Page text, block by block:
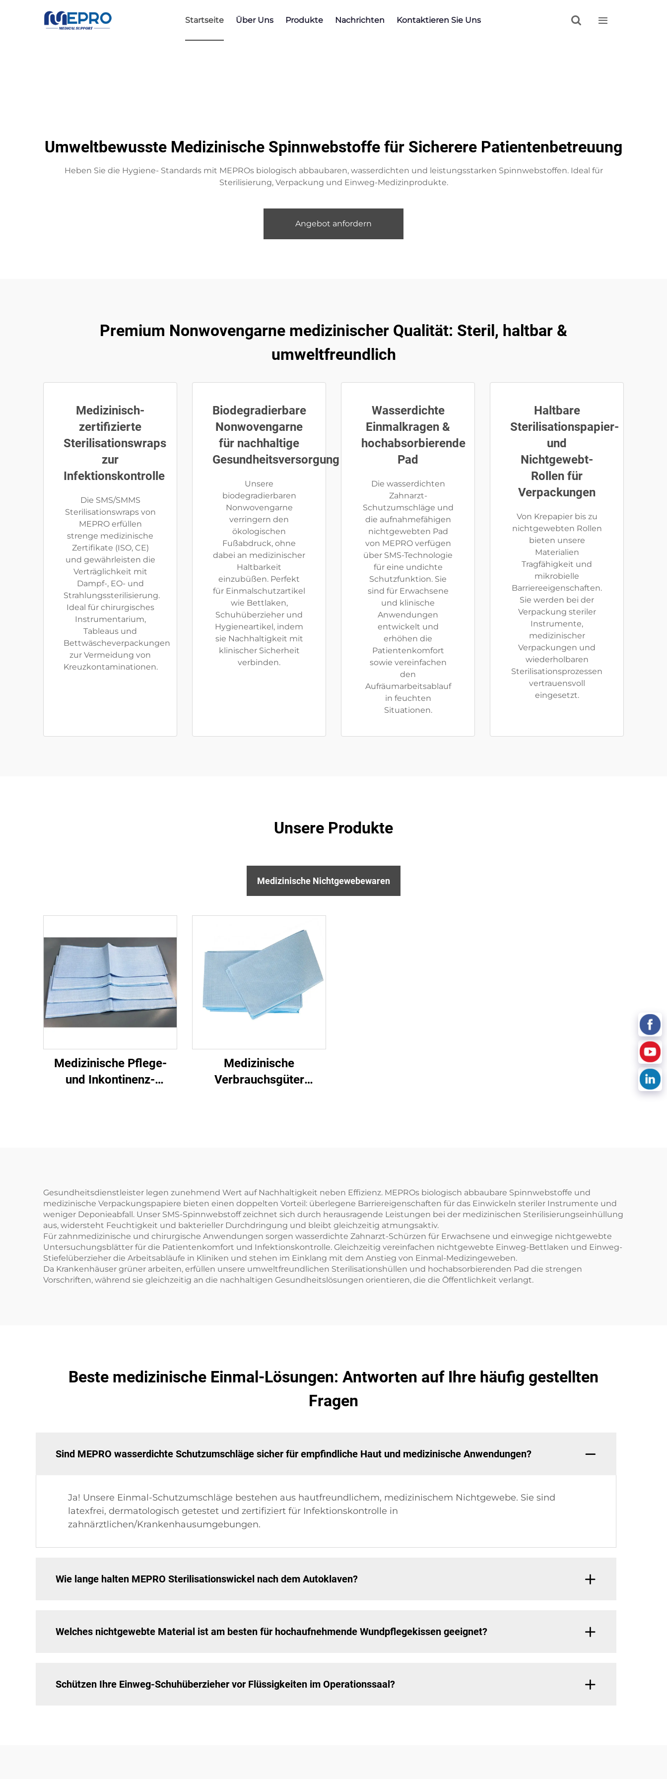
Startseite Über Uns Produkte Nachrichten Kontaktieren Sie Uns  
Umweltbewusste Medizinische Spinnwebstoffe für Sicherere Patientenbetreuung
Heben Sie die Hygiene- Standards mit MEPROs biologisch abbaubaren, wasserdichten und leistungsstarken Spinnwebstoffen. Ideal für
Sterilisierung, Verpackung und Einweg-Medizinprodukte.
Angebot anfordern
Premium Nonwovengarne medizinischer Qualität: Steril, haltbar &
umweltfreundlich
Medizinisch-
zertifizierte
Sterilisationswraps
zur
Infektionskontrolle
Die SMS/SMMS
Sterilisationswraps von
MEPRO erfüllen
strenge medizinische
Zertifikate (ISO, CE)
und gewährleisten die
Verträglichkeit mit
Dampf-, EO- und
Strahlungssterilisierung.
Ideal für chirurgisches
Instrumentarium,
Tableaus und
Bettwäscheverpackungen
zur Vermeidung von
Kreuzkontaminationen.
Biodegradierbare
Nonwovengarne
für nachhaltige
Gesundheitsversorgung
Unsere
biodegradierbaren
Nonwovengarne
verringern den
ökologischen
Fußabdruck, ohne
dabei an medizinischer
Haltbarkeit
einzubüßen. Perfekt
für Einmalschutzartikel
wie Bettlaken,
Schuhüberzieher und
Hygieneartikel, indem
sie Nachhaltigkeit mit
klinischer Sicherheit
verbinden.
Wasserdichte
Einmalkragen &
hochabsorbierende
Pad
Die wasserdichten
Zahnarzt-
Schutzumschläge und
die aufnahmefähigen
nichtgewebten Pad
von MEPRO verfügen
über SMS-Technologie
für eine undichte
Schutzfunktion. Sie
sind für Erwachsene
und klinische
Anwendungen
entwickelt und
erhöhen die
Patientenkomfort
sowie vereinfachen
den
Aufräumarbeitsablauf
in feuchten
Situationen.
Haltbare
Sterilisationspapier-
und
Nichtgewebt-
Rollen für
Verpackungen
Von Krepapier bis zu
nichtgewebten Rollen
bieten unsere
Materialien
Tragfähigkeit und
mikrobielle
Barriereeigenschaften.
Sie werden bei der
Verpackung steriler
Instrumente,
medizinischer
Verpackungen und
wiederholbaren
Sterilisationsprozessen
vertrauensvoll
eingesetzt.
Unsere Produkte
Medizinische Nichtgewebewaren
Medizinische Pflege-
und Inkontinenz-
Medizinische
Verbrauchsgüter
Gesundheitsdienstleister legen zunehmend Wert auf Nachhaltigkeit neben Effizienz. MEPROs biologisch abbaubare Spinnwebstoffe und
medizinische Verpackungspapiere bieten einen doppelten Vorteil: überlegene Barriereigenschaften für das Einwickeln steriler Instrumente und
weniger Deponieabfall. Unser SMS-Spinnwebstoff zeichnet sich durch herausragende Leistungen bei der medizinischen Sterilisierungseinhüllung
aus, widersteht Feuchtigkeit und bakterieller Durchdringung und bleibt gleichzeitig atmungsaktiv.
Für zahnmedizinische und chirurgische Anwendungen sorgen wasserdichte Zahnarzt-Schürzen für Erwachsene und einwegige nichtgewebte
Untersuchungsblätter für die Patientenkomfort und Infektionskontrolle. Gleichzeitig vereinfachen nichtgewebte Einweg-Bettlaken und Einweg-
Stiefelüberzieher die Arbeitsabläufe in Kliniken und stehen im Einklang mit dem Anstieg von Einmal-Medizingeweben.
Da Krankenhäuser grüner arbeiten, erfüllen unsere umweltfreundlichen Sterilisationshüllen und hochabsorbierenden Pad die strengen
Vorschriften, während sie gleichzeitig an die nachhaltigen Gesundheitslösungen orientieren, die die Öffentlichkeit verlangt.
Beste medizinische Einmal-Lösungen: Antworten auf Ihre häufig gestellten
Fragen
Sind MEPRO wasserdichte Schutzumschläge sicher für empfindliche Haut und medizinische Anwendungen?
Ja! Unsere Einmal-Schutzumschläge bestehen aus hautfreundlichem, medizinischem Nichtgewebe. Sie sind
latexfrei, dermatologisch getestet und zertifiziert für Infektionskontrolle in
zahnärztlichen/Krankenhausumgebungen.
Wie lange halten MEPRO Sterilisationswickel nach dem Autoklaven?
Welches nichtgewebte Material ist am besten für hochaufnehmende Wundpflegekissen geeignet?
Schützen Ihre Einweg-Schuhüberzieher vor Flüssigkeiten im Operationssaal?